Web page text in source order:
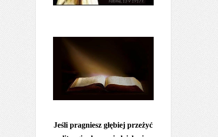
Jeśli pragniesz głębiej przeżyć